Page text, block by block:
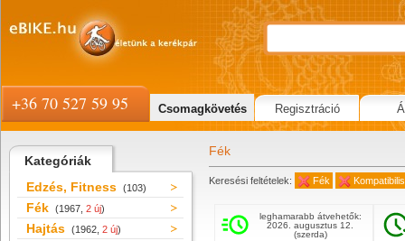
Kategóriák
Edzés, Fitness (103)
Fék (1967, 2 új)
Hajtás (1962, 2 új)
Fék
Keresési feltételek: Fék
leghamarabb átvehetők:
2026. augusztus 12.
(szerda)
+36 70 527 59 95 Csomagkövetés Regisztráció